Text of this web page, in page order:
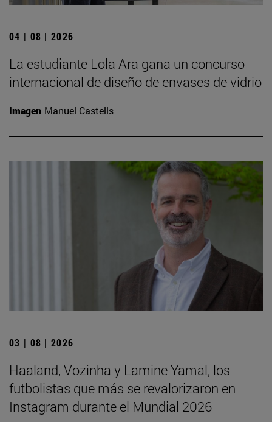
04 | 08 | 2026
La estudiante Lola Ara gana un concurso
internacional de diseño de envases de vidrio
Imagen Manuel Castells
03 | 08 | 2026
Haaland, Vozinha y Lamine Yamal, los
futbolistas que más se revalorizaron en
Instagram durante el Mundial 2026